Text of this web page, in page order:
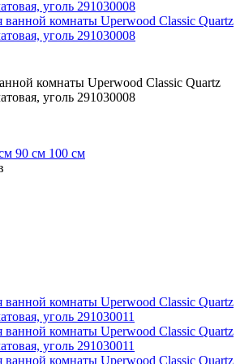
комнаты Uperwood Classic Quartz
уголь 291030008
90 см 100 см